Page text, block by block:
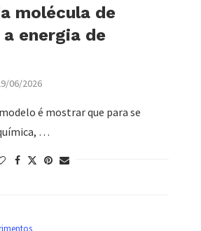
molécula de
energia de
06/2026
é mostrar que para se
…